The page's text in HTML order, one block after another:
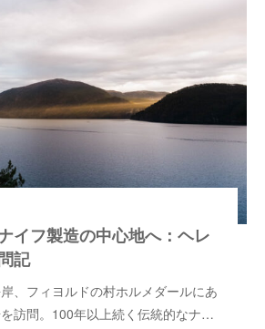
イフ製造の中心地へ：ヘレ
記
、フィヨルドの村ホルメダールにあ
訪問。100年以上続く伝統的なナイ